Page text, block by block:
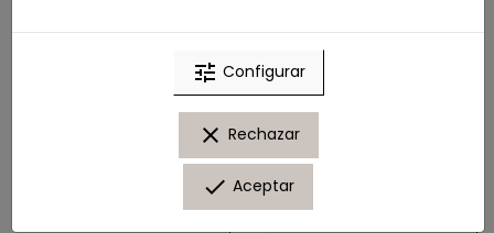
Neostrata Correct
Microdermoabrasivo 75
Florihana Aceite Borraja
50ML
Aceites antiedad
3,00 €
tune Configurar
clear Rechazar
done Aceptar